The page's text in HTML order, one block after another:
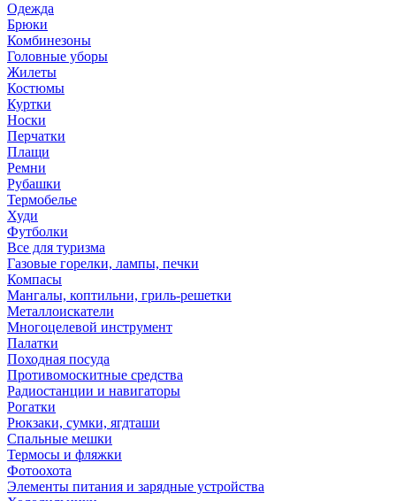
Одежда
Брюки
Комбинезоны
Головные уборы
Жилеты
Костюмы
Куртки
Носки
Перчатки
Плащи
Ремни
Рубашки
Термобелье
Худи
Футболки
Все для туризма
Газовые горелки, лампы, печки
Компасы
Мангалы, коптильни, гриль-решетки
Металлоискатели
Многоцелевой инструмент
Палатки
Походная посуда
Противомоскитные средства
Радиостанции и навигаторы
Рогатки
Рюкзаки, сумки, ягдташи
Спальные мешки
Термосы и фляжки
Фотоохота
Элементы питания и зарядные устройства